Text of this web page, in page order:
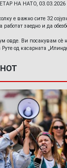
НА НАТО, 03.03.2026
е важно сите 32
заедно и да
овде. Ви посакувам сè
Руте од касарната